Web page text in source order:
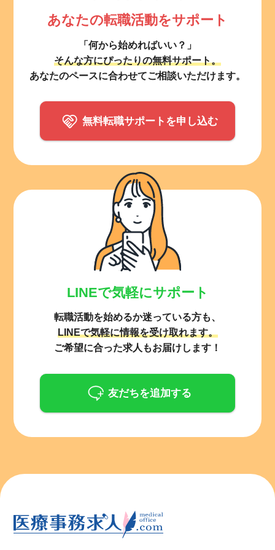
あなたの転職活動をサポート
「何から始めればいい？」
そんな方にぴったりの無料サポート。
あなたのペースに合わせてご相談いただけます。
無料転職サポートを申し込む
LINEで気軽にサポート
転職活動を始めるか迷っている方も、
LINEで気軽に情報を受け取れます。
ご希望に合った求人もお届けします！
友だちを追加する